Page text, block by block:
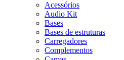
Acessórios
Audio Kit
Bases
Bases de estruturas
Carregadores
Complementos